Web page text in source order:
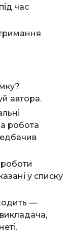
час
автора.
робота
у списку
—